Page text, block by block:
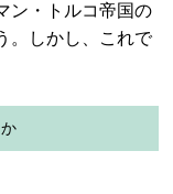
ン・トルコ帝国の
。しかし、これで